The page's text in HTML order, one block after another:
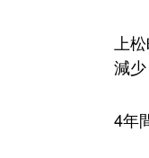
上
減
4年